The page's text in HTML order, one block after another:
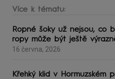
Více k tématu:
Ropné šoky už nejsou, co
ropy může být ještě
16 června, 2026
Křehký klid v Hormuzském